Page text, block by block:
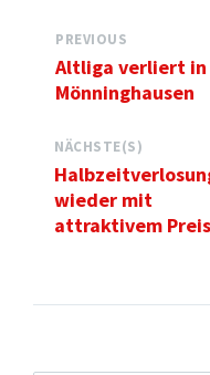
PREVIOUS
Altliga verliert in
Mönninghausen
NÄCHSTE(S)
wieder mit
attraktivem Preis